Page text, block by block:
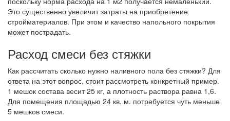
Это существенно увеличит затраты на приобретение
стройматериалов. При этом и качество напольного покрытия
может пострадать.
Расход смеси без стяжки
Как рассчитать сколько нужно наливного пола без стяжки? Для
ответа на этот вопрос, стоит рассмотреть конкретный пример.
1 мешок состава весит 25 кг, а плотность раствора равна 1,6.
Для помещения площадью 24 кв. м. потребуется чуть меньше
5 мешков смеси.